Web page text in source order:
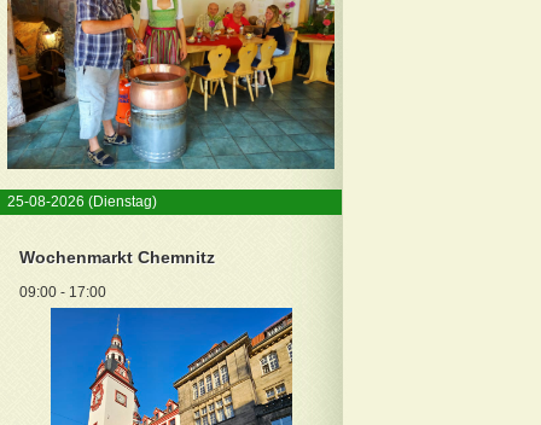
25-08-2026 (Dienstag)
Wochenmarkt Chemnitz
09:00 - 17:00